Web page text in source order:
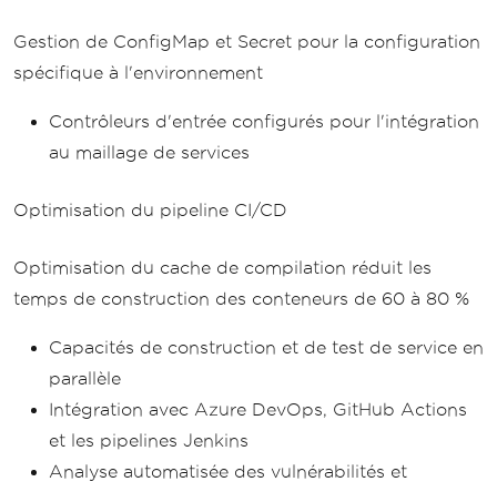
Gestion de ConfigMap et Secret pour la configuration
spécifique à l'environnement
Contrôleurs d'entrée configurés pour l'intégration
au maillage de services
Optimisation du pipeline CI/CD
Optimisation du cache de compilation réduit les
temps de construction des conteneurs de 60 à 80 %
Capacités de construction et de test de service en
parallèle
Intégration avec Azure DevOps, GitHub Actions
et les pipelines Jenkins
Analyse automatisée des vulnérabilités et